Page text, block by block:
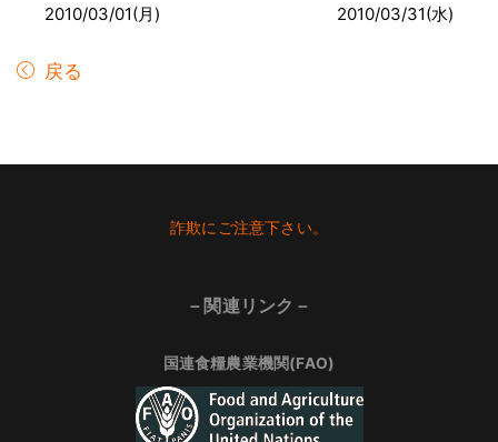
2010/03/01(月) 2010/03/31(水)
戻る
詐欺にご注意下さい。
－関連リンク－
国連食糧農業機関(FAO)